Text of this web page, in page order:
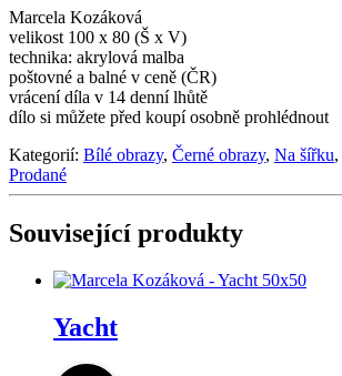
Marcela Kozáková
velikost 100 x 80 (Š x V)
technika: akrylová malba
poštovné a balné v ceně (ČR)
vrácení díla v 14 denní lhůtě
dílo si můžete před koupí osobně prohlédnout
Kategorií: Bílé obrazy, Černé obrazy, Na šířku,
Prodané
Související produkty
Yacht